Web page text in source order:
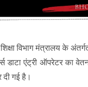
विभाग मंत्रालय के
डाटा एंट्री ऑपरेटर का
गई है।